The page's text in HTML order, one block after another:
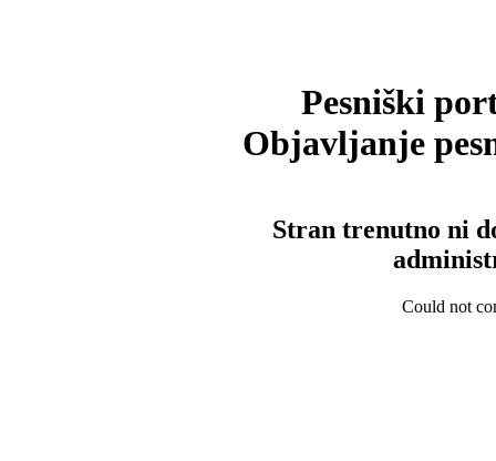
Pesniški
Objavljanje
Stran trenutno ni
Could not